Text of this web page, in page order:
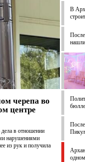
черепа во
центре
в отношении
нарушениями
из рук и получила
В